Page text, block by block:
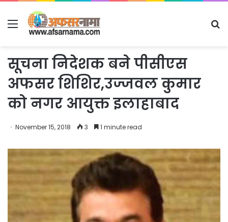
Menu
सूचना निदेशक बने पीसीएस
अफसर शिशिर,उज्जवल कुमार
को नगर आयुक्त इलाहाबाद
November 15, 2018 3 1 minute read